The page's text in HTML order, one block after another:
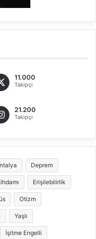
11.000
Takipçi
21.200
Takipçi
Deprem
Erişilebilirlik
Otizm
Yaşlı
İşitme Engelli